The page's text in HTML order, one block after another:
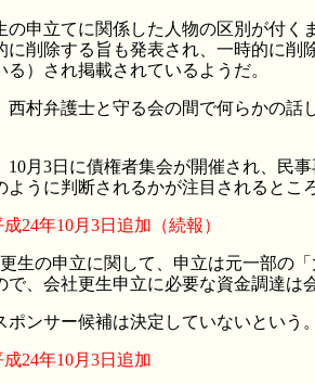
申立てに関係した人物の区別が付く
に削除する旨も発表され、一時的に削
）され掲載されているようだ。
村弁護士と守る会の間で何らかの話
月3日に債権者集会が開催され、民
ように判断されるかが注目されるとこ
10月3日追加（続報）
生の申立に関して、申立は元一部の
で、会社更生申立に必要な資金調達は
ンサー候補は決定していないという
10月3日追加